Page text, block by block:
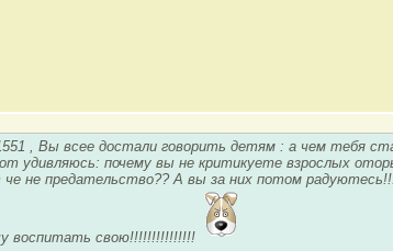
, Вы всее достали говорить детям : а чем тебя
удивляюсь: почему вы не критикуете взрослых
не предательство?? А вы за них потом
воспитать свою!!!!!!!!!!!!!!!